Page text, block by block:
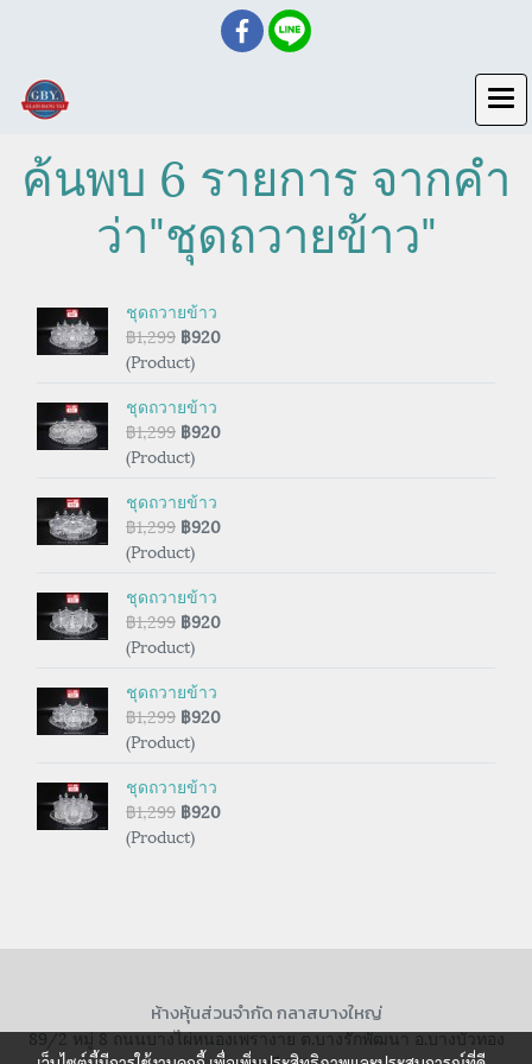
ค้นพบ 6 รายการ จากคำ
ว่า"ชุดถวายข้าว"
ชุดถวายข้าว
฿1,299 ฿920
(Product)
ชุดถวายข้าว
฿1,299 ฿920
(Product)
ชุดถวายข้าว
฿1,299 ฿920
(Product)
ชุดถวายข้าว
฿1,299 ฿920
(Product)
ชุดถวายข้าว
฿1,299 ฿920
(Product)
ชุดถวายข้าว
฿1,299 ฿920
(Product)
ห้างหุ้นส่วนจำกัด กลาสบางใหญ่
89/2 หมู่ 8 ถนนบางไผ่หนองเพรางาย ต.บางรักพัฒนา อ.บางบัวทอง